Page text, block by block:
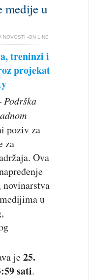
medije u
NOVOSTI -ON LINE
treninzi i
projekat
Podrška
poziv za
za
Ova
novinarstva
u
je25.
sati.